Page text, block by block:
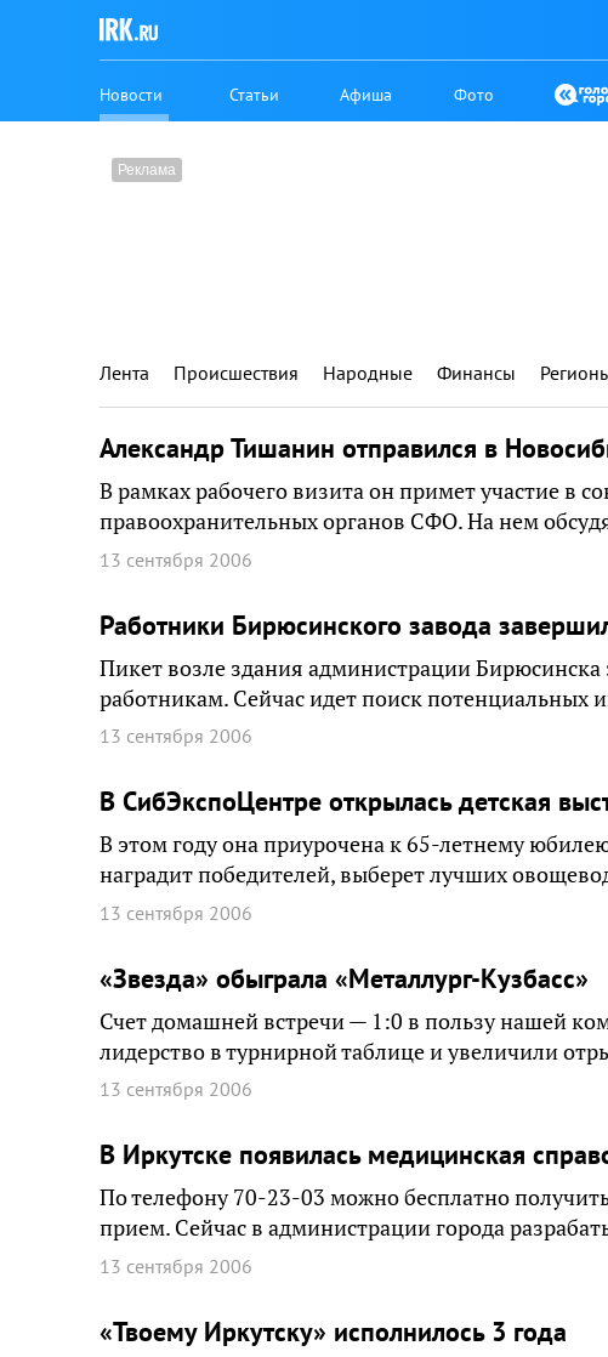
Новости Статьи Афиша Фото
Лента Происшествия Народные Финансы
Александр Тишанин отправился в
В рамках рабочего визита он примет участие в
правоохранительных органов СФО. На нем
13 сентября 2006
Работники Бирюсинского завода
Пикет возле здания администрации
работникам. Сейчас идет поиск потенциальных
13 сентября 2006
В СибЭкспоЦентре открылась детская
В этом году она приурочена к 65-летнему
наградит победителей, выберет лучших
13 сентября 2006
«Звезда» обыграла «Металлург-Кузбасс»
Счет домашней встречи — 1:0 в пользу нашей
лидерство в турнирной таблице и увеличили
13 сентября 2006
В Иркутске появилась медицинская
По телефону 70-23-03 можно бесплатно
прием. Сейчас в администрации города
13 сентября 2006
«Твоему Иркутску» исполнилось 3 года